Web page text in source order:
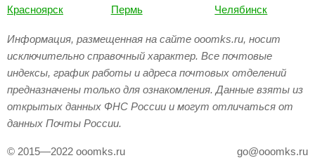
Красноярск
Пермь
Челябинск
Информация, размещенная на сайте ooomks.ru, носит
исключительно справочный характер. Все почтовые
индексы, график работы и адреса почтовых отделений
предназначены только для ознакомления. Данные взяты из
открытых данных ФНС России и могут отличаться от
данных Почты России.
© 2015—2022 ooomks.ru go@ooomks.ru